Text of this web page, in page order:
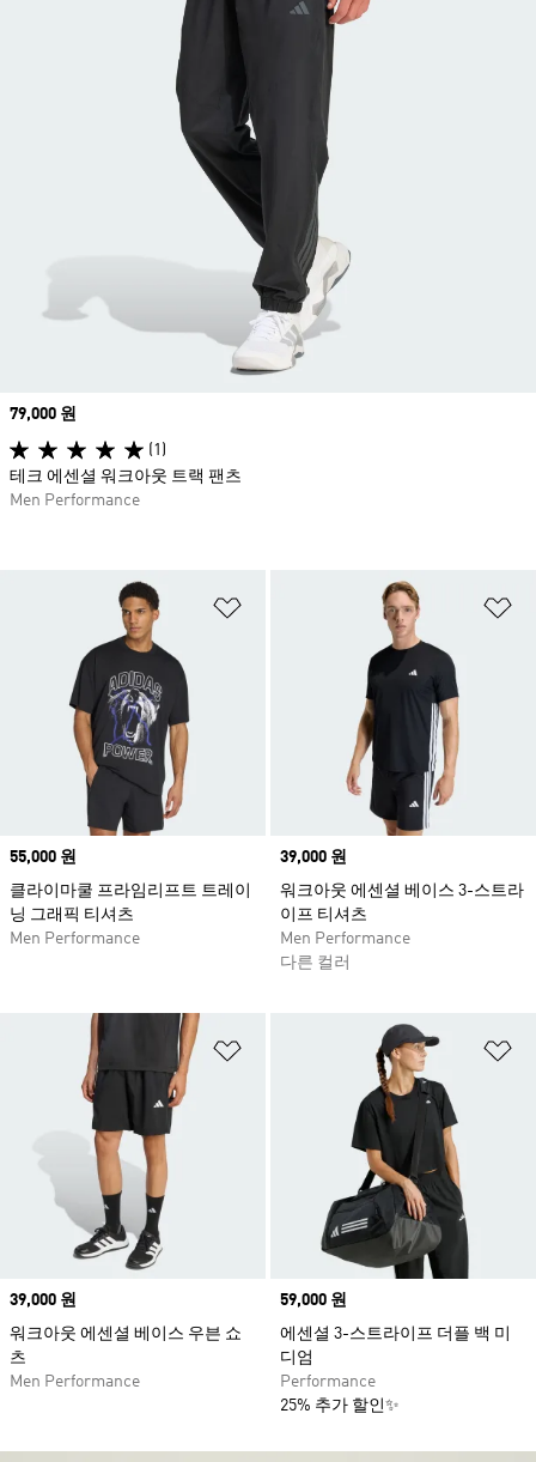
위시리스트 담기
Price
55,000 원
클라이마쿨 프라임리프트 트레이
닝 그래픽 티셔츠
Men Performance
Price
39,000 원
워크아웃 에센셜 베이스 3-스트라
이프 티셔츠
Men Performance
다른 컬러
위시리스트 담기
Price
39,000 원
워크아웃 에센셜 베이스 우븐 쇼
츠
Men Performance
Price
59,000 원
에센셜 3-스트라이프 더플 백 미
디엄
Performance
25% 추가 할인✨
Price
79,000 원
(1)
테크 에센셜 워크아웃 트랙 팬츠
Men Performance